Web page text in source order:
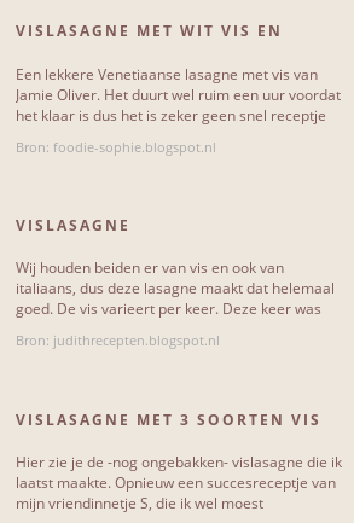
en aubergine
Meer...
1
VISLASAGNE MET WIT VIS EN
Een lekkere Venetiaanse lasagne met vis van
Jamie Oliver. Het duurt wel ruim een uur voordat
het klaar is dus het is zeker geen snel receptje
Bron: foodie-sophie.blogspot.nl
VISLASAGNE
Wij houden beiden er van vis en ook van
italiaans, dus deze lasagne maakt dat helemaal
goed. De vis varieert per keer. Deze keer was
Bron: judithrecepten.blogspot.nl
VISLASAGNE MET 3 SOORTEN VIS
Hier zie je de -nog ongebakken- vislasagne die ik
laatst maakte. Opnieuw een succesreceptje van
mijn vriendinnetje S, die ik wel moest